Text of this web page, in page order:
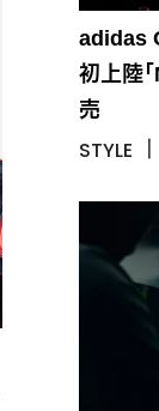
adidas
初上陸
売
STYLE